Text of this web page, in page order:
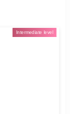
Intermediate level